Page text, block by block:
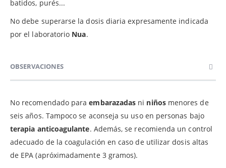
batidos, purés...
No debe superarse la dosis diaria expresamente indicada
por el laboratorio Nua.
OBSERVACIONES
No recomendado paraembarazadas ni niñosmenores de
seis años. Tampoco se aconseja su uso en personas bajo
terapia anticoagulante. Además, se recomienda un control
adecuado de la coagulación en caso de utilizar dosis altas
de EPA (apróximadamente 3 gramos).